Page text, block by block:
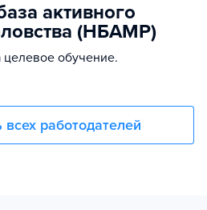
активного
(НБАМР)
обучение.
всех работодателей